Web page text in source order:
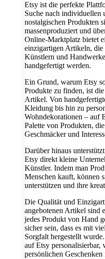
Etsy ist die perfekte
Suche nach individuellen
nostalgischen Produkten
massenproduziert und
Online-Marktplatz bietet
einzigartigen Artikeln, die
Künstlern und
handgefertigt werden.
Ein Grund, warum Etsy
Produkte zu finden, ist
Artikel. Von
Kleidung bis hin zu
Wohndekorationen – auf
Palette von Produkten,
Geschmäcker und
Darüber hinaus
Etsy direkt kleine
Künstler. Indem man
Menschen kauft, können
unterstützen und ihre
Die Qualität und
angebotenen Artikel sind
jedes Produkt von Hand
sicher sein, dass es mit
Sorgfalt hergestellt
auf Etsy personalisierbar,
persönlichen Geschenken